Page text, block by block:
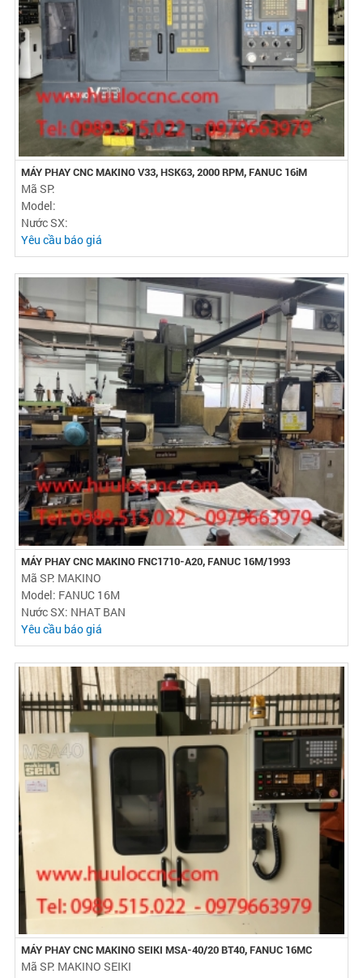
MÁY PHAY CNC MAKINO V33, HSK63, 2000 RPM, FANUC 16iM
Mã SP:
Model:
Nước SX:
Yêu cầu báo giá
MÁY PHAY CNC MAKINO FNC1710-A20, FANUC 16M/1993
Mã SP: MAKINO
Model: FANUC 16M
Nước SX: NHAT BAN
Yêu cầu báo giá
MÁY PHAY CNC MAKINO SEIKI MSA-40/20 BT40, FANUC 16MC
Mã SP: MAKINO SEIKI